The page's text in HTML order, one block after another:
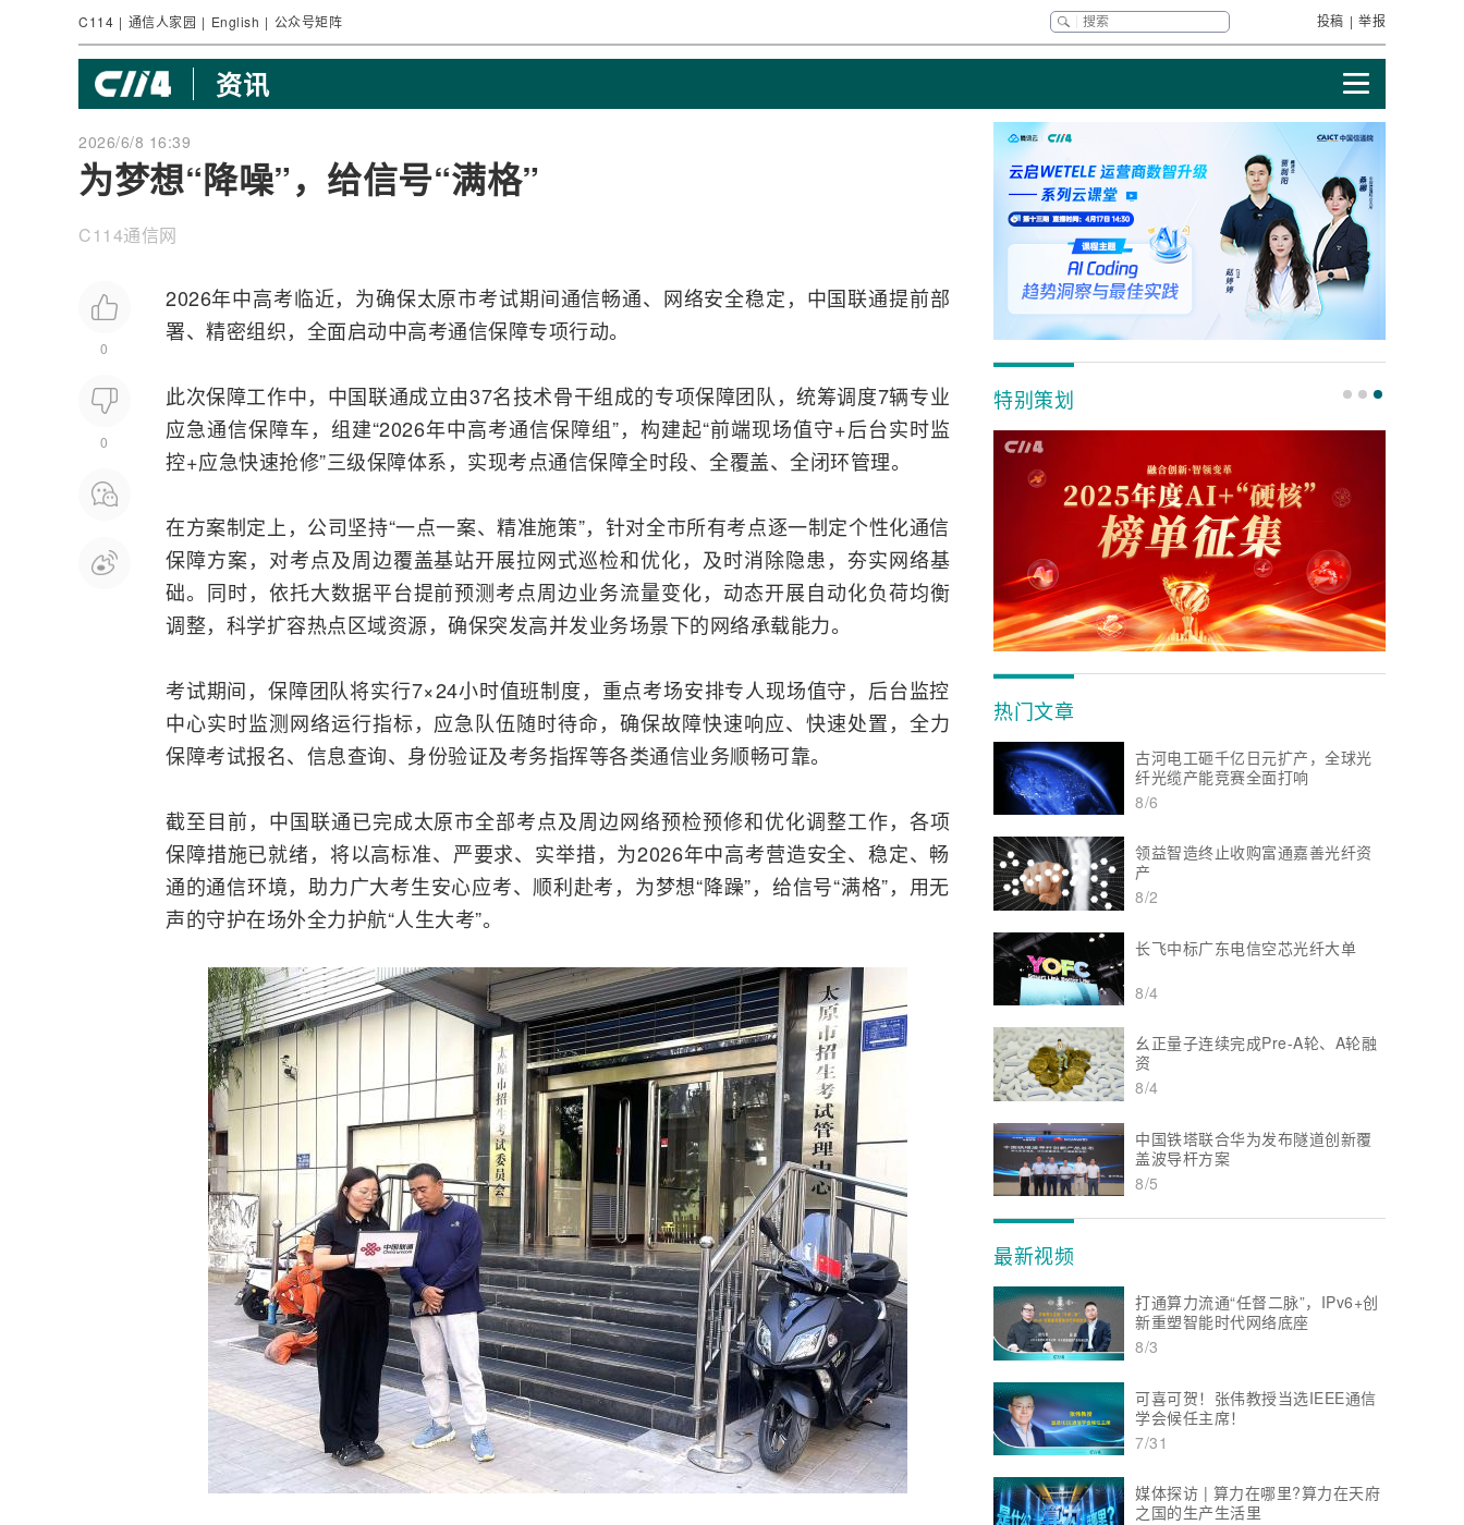
C114 | 通信人家园 | English | 公众号矩阵 投稿 | 举报
资讯
2026/6/8 16:39
为梦想“降噪”，给信号“满格”
C114通信网
0
0
2026年中高考临近，为确保太原市考试期间通信畅通、 网络安全稳定， 中国联通提前部
署、精密组织，全面启动中高考通信保障专项行动。
此次保障工作中，中国联通成立由37名技术骨干组成的专项保障团队，统筹调度7辆专业
应急通信保障车，组建“2026年中高考通信保障组”，构建起“前端现场值守+后台实时监
控+应急快速抢修”三级保障体系，实现考点通信保障全时段、全覆盖、全闭环管理。
在方案制定上，公司坚持“一点一案、精准施策”，针对全市所有考点逐一制定个性化通信
保障方案，对考点及周边覆盖基站开展拉网式巡检和优化，及时消除隐患，夯实网络基
础。同时，依托大数据平台提前预测考点周边业务流量变化，动态开展自动化负荷均衡
调整，科学扩容热点区域资源，确保突发高并发业务场景下的网络承载能力。
考试期间，保障团队将实行7×24小时值班制度，重点考场安排专人现场值守，后台监控
中心实时监测网络运行指标，应急队伍随时待命，确保故障快速响应、快速处置，全力
保障考试报名、信息查询、身份验证及考务指挥等各类通信业务顺畅可靠。
截至目前，中国联通已完成太原市全部考点及周边网络预检预修和优化调整工作，各项
保障措施已就绪，将以高标准、严要求、实举措，为2026年中高考营造安全、稳定、畅
通的通信环境，助力广大考生安心应考、顺利赴考，为梦想“降躁”，给信号“满格”，用无
声的守护在场外全力护航“人生大考”。
特别策划
热门文章
古河电工砸千亿日元扩产，全球光
纤光缆产能竞赛全面打响
8/6
领益智造终止收购富通嘉善光纤资
产
8/2
长飞中标广东电信空芯光纤大单
8/4
幺正量子连续完成Pre-A轮、A轮融
资
8/4
中国铁塔联合华为发布隧道创新覆
盖波导杆方案
8/5
最新视频
打通算力流通“任督二脉”，IPv6+创
新重塑智能时代网络底座
8/3
可喜可贺！张伟教授当选IEEE通信
学会候任主席！
7/31
媒体探访 | 算力在哪里?算力在天府
之国的生产生活里